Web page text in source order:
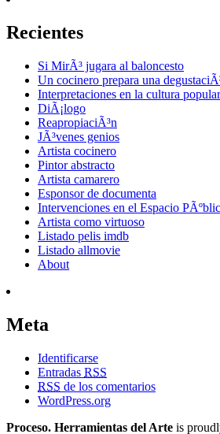
Recientes
Si MirÃ³ jugara al baloncesto
Un cocinero prepara una
Interpretaciones en la cultura popular
DiÃ¡logo
ReapropiaciÃ³n
JÃ³venes genios
Artista cocinero
Pintor abstracto
Artista camarero
Esponsor de documenta
Intervenciones en el Espacio
Artista como virtuoso
Listado pelis imdb
Listado allmovie
About
Meta
Identificarse
Entradas RSS
RSS de los comentarios
WordPress.org
Proceso. Herramientas del Arte is